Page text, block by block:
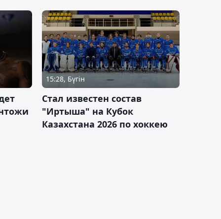
15:28, Бүгін
Стал известен состав
"Иртыша" на Кубок
Казахстана 2026 по хоккею